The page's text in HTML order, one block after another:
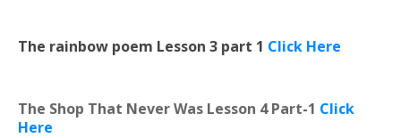
The rainbow poem Lesson 3 part 1 Click Here
The Shop That Never Was Lesson 4 Part-1 Click
Here